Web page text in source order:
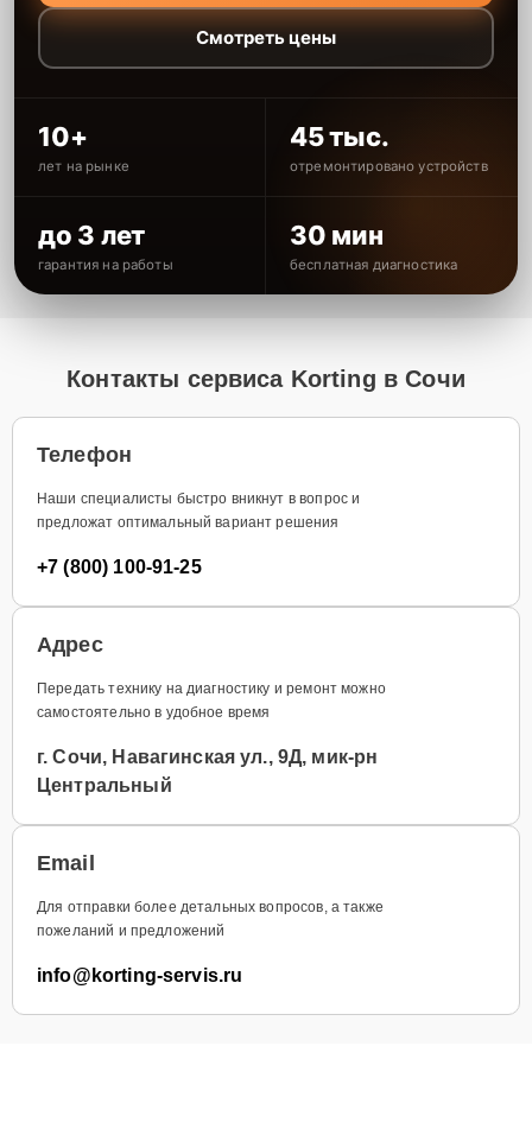
Смотреть цены
10+
лет на рынке
45 тыс.
отремонтировано устройств
до 3 лет
гарантия на работы
30 мин
бесплатная диагностика
Контакты сервиса Korting в Сочи
Телефон
Наши специалисты быстро вникнут в вопрос и
предложат оптимальный вариант решения
+7 (800) 100-91-25
Адрес
Передать технику на диагностику и ремонт можно
самостоятельно в удобное время
г. Сочи, Навагинская ул., 9Д, мик-рн
Центральный
Email
Для отправки более детальных вопросов, а также
пожеланий и предложений
info@korting-servis.ru